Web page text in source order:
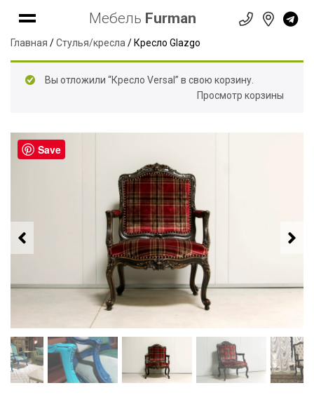
Мебель Furman
Главная /Стулья/кресла / Кресло Glazgo
Вы отложили “Кресло Versal” в свою корзину.
Просмотр корзины
Save